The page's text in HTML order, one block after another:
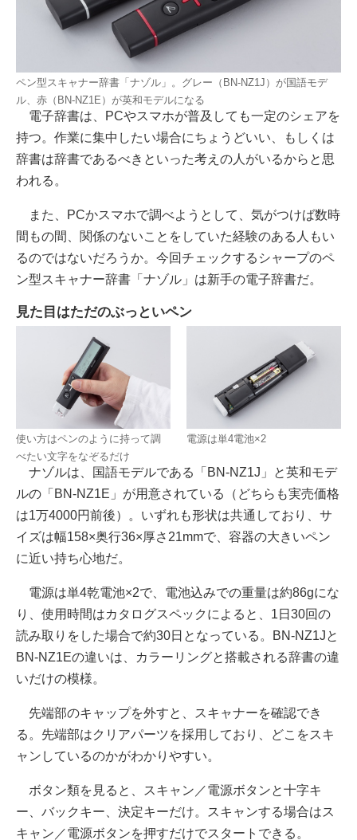
ペン型スキャナー辞書「ナゾル」。グレー（BN-NZ1J）が国語モデ
ル、赤（BN-NZ1E）が英和モデルになる
電子辞書は、PCやスマホが普及しても一定のシェアを
持つ。作業に集中したい場合にちょうどいい、もしくは
辞書は辞書であるべきといった考えの人がいるからと思
われる。
また、PCかスマホで調べようとして、気がつけば数時
間もの間、関係のないことをしていた経験のある人もい
るのではないだろうか。今回チェックするシャープのペ
ン型スキャナー辞書「ナゾル」は新手の電子辞書だ。
見た目はただのぶっといペン
使い方はペンのように持って調
べたい文字をなぞるだけ
電源は単4電池×2
ナゾルは、国語モデルである「BN-NZ1J」と英和モデ
ルの「BN-NZ1E」が用意されている（どちらも実売価格
は1万4000円前後）。いずれも形状は共通しており、サ
イズは幅158×奥行36×厚さ21mmで、容器の大きいペン
に近い持ち心地だ。
電源は単4乾電池×2で、電池込みでの重量は約86gにな
り、使用時間はカタログスペックによると、1日30回の
読み取りをした場合で約30日となっている。BN-NZ1Jと
BN-NZ1Eの違いは、カラーリングと搭載される辞書の違
いだけの模様。
先端部のキャップを外すと、スキャナーを確認でき
る。先端部はクリアパーツを採用しており、どこをスキ
ャンしているのかがわかりやすい。
ボタン類を見ると、スキャン／電源ボタンと十字キ
ー、バックキー、決定キーだけ。スキャンする場合はス
キャン／電源ボタンを押すだけでスタートできる。